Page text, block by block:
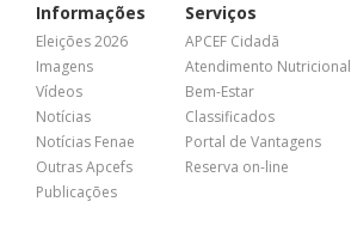
Informações
Eleições 2026
Imagens
Vídeos
Notícias
Notícias Fenae
Outras Apcefs
Publicações
Serviços
APCEF Cidadã
Atendimento Nutricional
Bem-Estar
Classificados
Portal de Vantagens
Reserva on-line